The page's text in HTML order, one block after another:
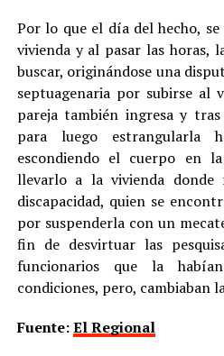
Por lo que el día del hecho,
vivienda y al pasar las
buscar, originándose una
septuagenaria por subirse al
pareja también ingresa y
para luego estrangularla
escondiendo el cuerpo en
llevarlo a la vivienda
discapacidad, quien se
por suspenderla con un
fin de desvirtuar las
funcionarios que la
condiciones, pero, cambiaban
Fuente:El Regional